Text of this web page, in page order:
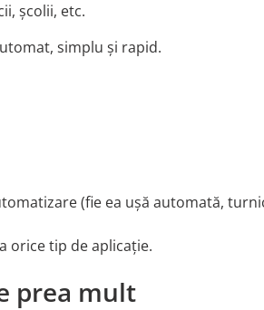
școlii, etc.
simplu și rapid.
(fie ea ușă automată,
orice tip de aplicație.
prea mult